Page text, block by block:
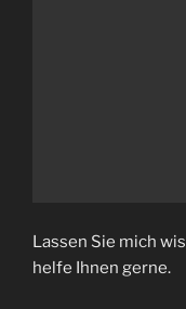
Lassen Sie mich
helfe Ihnen gerne.